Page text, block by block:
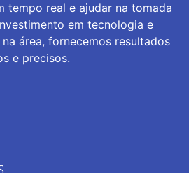
tempo real e ajudar na tomada
em tecnologia e
área, fornecemos resultados
e precisos.